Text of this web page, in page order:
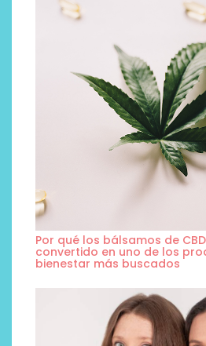
Por qué los bálsamos de
convertido en uno de los
bienestar más buscados